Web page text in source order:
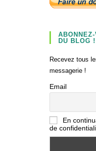
DU BLOG !
Recevez tous
messagerie !
Email
En
de